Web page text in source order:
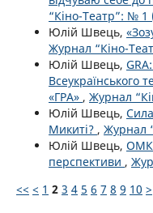
“Кіно-Театр”: № 1
Юлій Швець,
Журнал “Кіно-
Юлій Швець,
Всеукраїнського
«ГРА» , Журнал
Юлій Швець,
Микиті? , Журнал
Юлій Швець,
перспективи ,
<< < 1 2 3 4 5 6 7 8 9 10 >